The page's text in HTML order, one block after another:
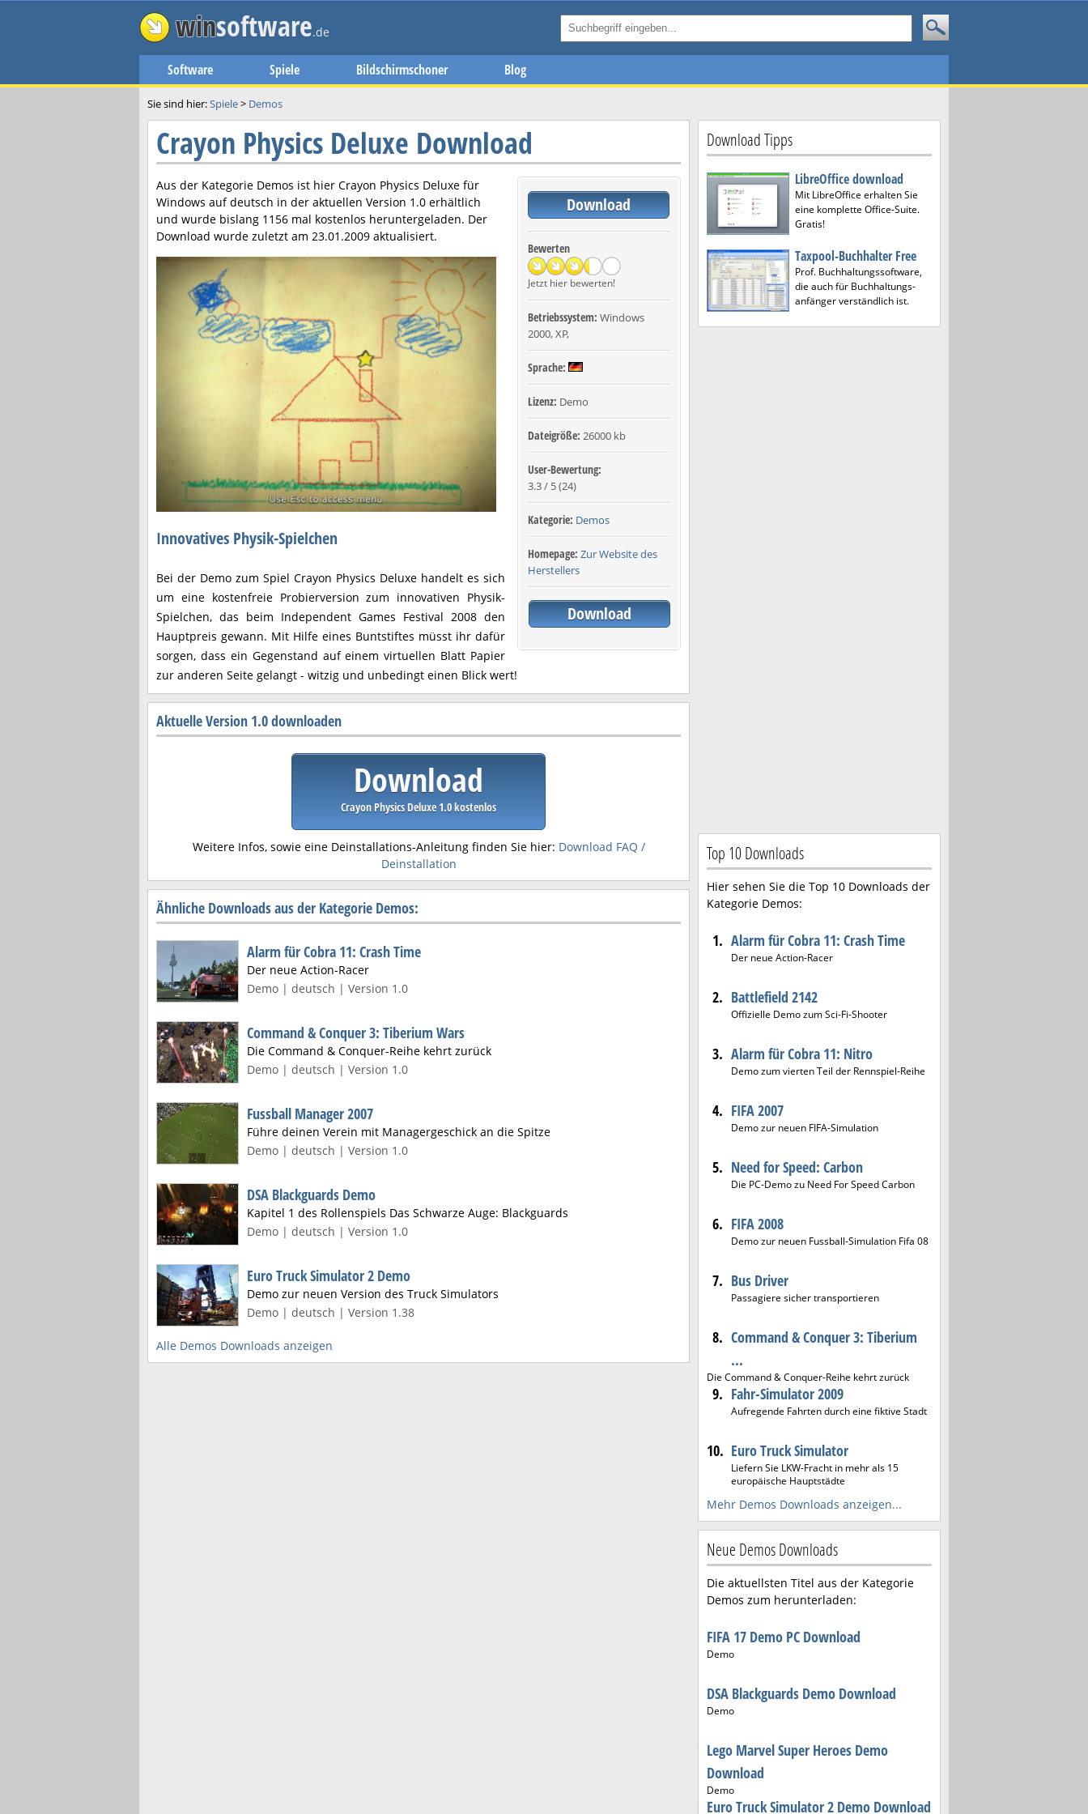
winsoftware.de
Software Spiele Bildschirmschoner Blog
Sie sind hier:Spiele> Demos
Crayon Physics Deluxe Download
Aus der Kategorie Demos ist hier Crayon Physics Deluxe für
Windows auf deutsch in der aktuellen Version 1.0 erhältlich
und wurde bislang 1156 mal kostenlos heruntergeladen. Der
Download wurde zuletzt am 23.01.2009 aktualisiert.
Download
Bewerten
Jetzt hier bewerten!
Betriebssystem: Windows
2000, XP,
Sprache:
Lizenz: Demo
Dateigröße: 26000 kb
User-Bewertung:
3.3/ 5(24)
Kategorie: Demos
Homepage: Zur Website des
Herstellers
Download
Innovatives Physik-Spielchen
Bei der Demo zum Spiel Crayon Physics Deluxe handelt es sich
um eine kostenfreie Probierversion zum innovativen Physik-
Spielchen, das beim Independent Games Festival 2008 den
Hauptpreis gewann. Mit Hilfe eines Buntstiftes müsst ihr dafür
sorgen, dass ein Gegenstand auf einem virtuellen Blatt Papier
zur anderen Seite gelangt - witzig und unbedingt einen Blick wert!
Aktuelle Version 1.0 downloaden
Download
Crayon Physics Deluxe 1.0 kostenlos
Weitere Infos, sowie eine Deinstallations-Anleitung finden Sie hier: Download FAQ /
Deinstallation
Ähnliche Downloads aus der Kategorie Demos:
Alarm für Cobra 11: Crash Time
Der neue Action-Racer
Demo | deutsch | Version 1.0
Command & Conquer 3: Tiberium Wars
Die Command & Conquer-Reihe kehrt zurück
Demo | deutsch | Version 1.0
Fussball Manager 2007
Führe deinen Verein mit Managergeschick an die Spitze
Demo | deutsch | Version 1.0
DSA Blackguards Demo
Kapitel 1 des Rollenspiels Das Schwarze Auge: Blackguards
Demo | deutsch | Version 1.0
Euro Truck Simulator 2 Demo
Demo zur neuen Version des Truck Simulators
Demo | deutsch | Version 1.38
Alle Demos Downloads anzeigen
Download Tipps
LibreOffice download
Mit LibreOffice erhalten Sie
eine komplette Office-Suite.
Gratis!
Taxpool-Buchhalter Free
Prof. Buchhaltungssoftware,
die auch für Buchhaltungs-
anfänger verständlich ist.
Top 10 Downloads
Hier sehen Sie die Top 10 Downloads der
Kategorie Demos:
1. Alarm für Cobra 11: Crash Time
Der neue Action-Racer
2. Battlefield 2142
Offizielle Demo zum Sci-Fi-Shooter
3. Alarm für Cobra 11: Nitro
Demo zum vierten Teil der Rennspiel-Reihe
4. FIFA 2007
Demo zur neuen FIFA-Simulation
5. Need for Speed: Carbon
Die PC-Demo zu Need For Speed Carbon
6. FIFA 2008
Demo zur neuen Fussball-Simulation Fifa 08
7. Bus Driver
Passagiere sicher transportieren
8. Command & Conquer 3: Tiberium
...
Die Command & Conquer-Reihe kehrt zurück
9. Fahr-Simulator 2009
Aufregende Fahrten durch eine fiktive Stadt
10. Euro Truck Simulator
Liefern Sie LKW-Fracht in mehr als 15
europäische Hauptstädte
Mehr Demos Downloads anzeigen...
Neue Demos Downloads
Die aktuellsten Titel aus der Kategorie
Demos zum herunterladen:
FIFA 17 Demo PC Download
Demo
DSA Blackguards Demo Download
Demo
Lego Marvel Super Heroes Demo
Download
Demo
Euro Truck Simulator 2 Demo Download